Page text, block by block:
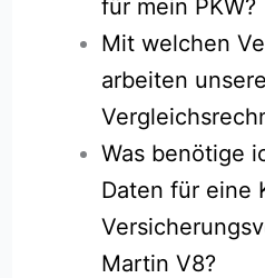
für mein PKW?
Mit welchen
arbeiten unsere
Was benötige
Daten für eine
Martin V8?